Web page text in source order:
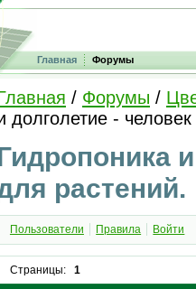
Главная Форумы
/ Форумы /
долголетие -
растений.
Пользователи Правила Войти
Страницы: 1